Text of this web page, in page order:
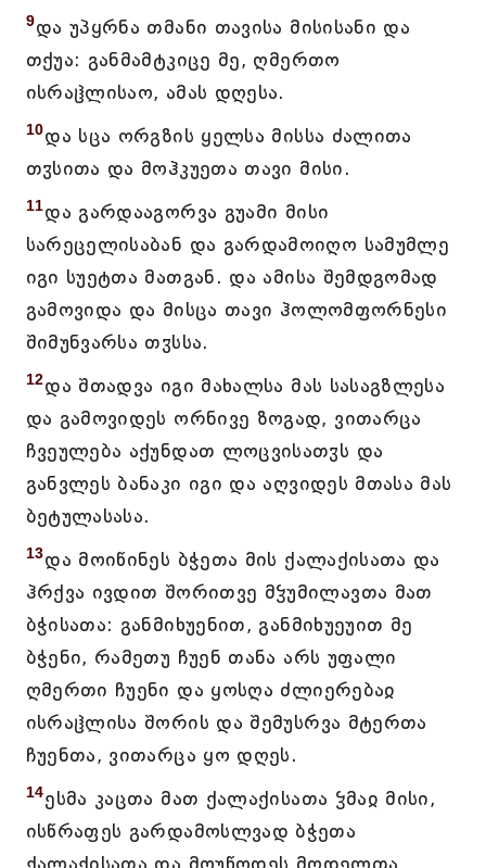
9და უპყრნა თმანი თავისა მისისანი და
თქუა: განმამტკიცე მე, ღმერთო
ისრაჱლისაო, ამას დღესა.
10და სცა ორგზის ყელსა მისსა ძალითა
თჳსითა და მოჰკუეთა თავი მისი.
11და გარდააგორვა გუამი მისი
სარეცელისაბან და გარდამოიღო სამუმლე
იგი სუეტთა მათგან. და ამისა შემდგომად
გამოვიდა და მისცა თავი ჰოლომფორნესი
შიმუნვარსა თჳსსა.
12და შთადვა იგი მახალსა მას სასაგზლესა
და გამოვიდეს ორნივე ზოგად, ვითარცა
ჩვეულება აქუნდათ ლოცვისათჳს და
განვლეს ბანაკი იგი და აღვიდეს მთასა მას
ბეტულასასა.
13და მოიწინეს ბჭეთა მის ქალაქისათა და
ჰრქვა ივდით შორითვე მჴუმილავთა მათ
ბჭისათა: განმიხუენით, განმიხუეუით მე
ბჭენი, რამეთუ ჩუენ თანა არს უფალი
ღმერთი ჩუენი და ყოსღა ძლიერებაჲ
ისრაჱლისა შორის და შემუსრვა მტერთა
ჩუენთა, ვითარცა ყო დღეს.
14ესმა კაცთა მათ ქალაქისათა ჴმაჲ მისი,
ისწრაფეს გარდამოსლვად ბჭეთა